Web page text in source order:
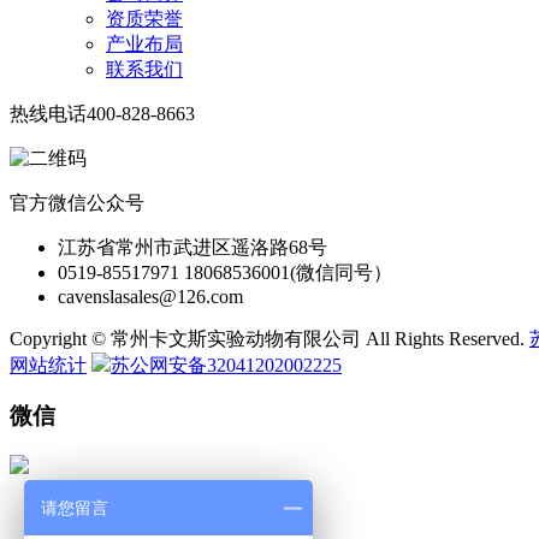
资质荣誉
产业布局
联系我们
热线电话400-828-8663
官方微信公众号
江苏省常州市武进区遥洛路68号
0519-85517971 18068536001(微信同号）
cavenslasales@126.com
Copyright © 常州卡文斯实验动物有限公司 All Rights Reserved.
网站统计
苏公网安备32041202002225
微信
微 信
请您留言